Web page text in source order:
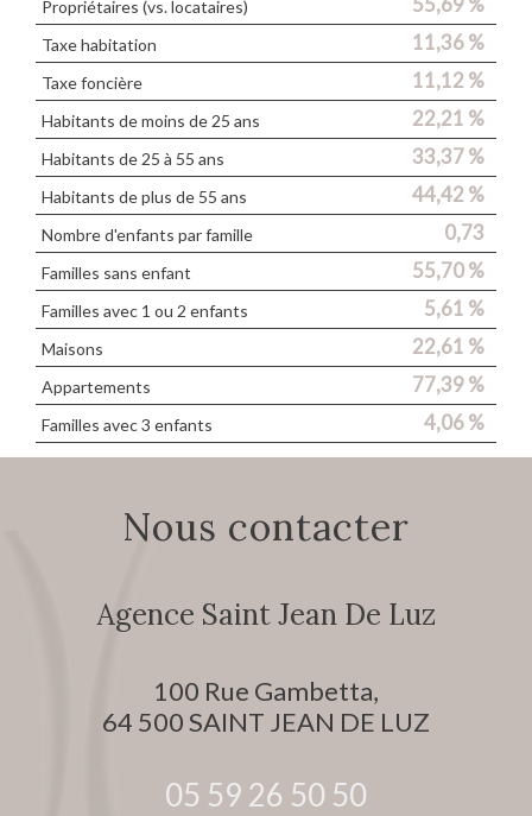
Propriétaires (vs. locataires)
Taxe habitation 11,36 %
Taxe foncière 11,12 %
Habitants de moins de 25 ans 22,21 %
Habitants de 25 à 55 ans 33,37 %
Habitants de plus de 55 ans 44,42 %
Nombre d'enfants par famille 0,73
Familles sans enfant 55,70 %
Familles avec 1 ou 2 enfants 5,61 %
Maisons 22,61 %
Appartements 77,39 %
Familles avec 3 enfants 4,06 %
Nous contacter
Agence Saint Jean De Luz
100 Rue Gambetta,
64 500SAINT JEAN DE LUZ
05 59 26 50 50